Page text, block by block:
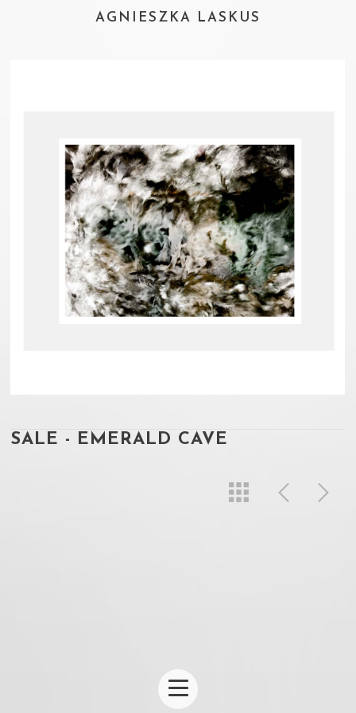
AGNIESZKA LASKUS
SALE - EMERALD CAVE